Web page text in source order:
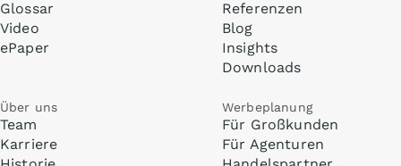
Glossar
Video
ePaper
Referenzen
Blog
Insights
Downloads
Über uns
Team
Karriere
Werbeplanung
Für Großkunden
Für Agenturen